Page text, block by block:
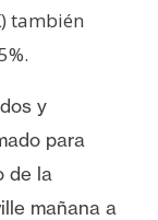
también
y
para
de la
mañana a